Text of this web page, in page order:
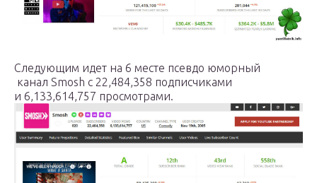
Следующим идет на 6 месте псевдо юморный
канал Smosh с 22,484,358 подписчиками
и 6,133,614,757 просмотрами.